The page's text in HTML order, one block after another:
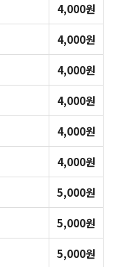
4,000원
4,000원
4,000원
4,000원
4,000원
4,000원
5,000원
5,000원
5,000원